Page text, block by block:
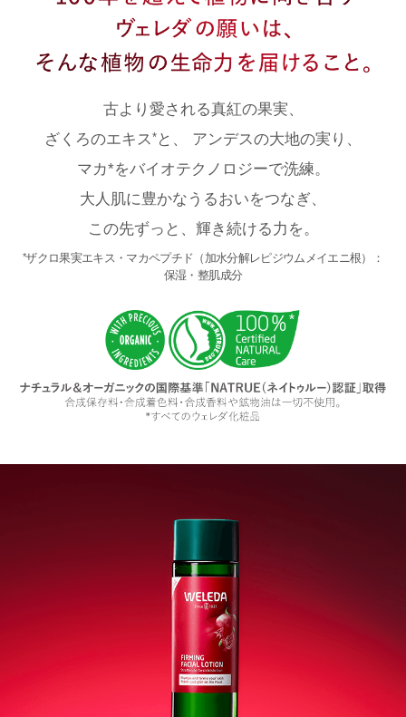
古より愛される真紅の果実、
ざくろのエキス * と、
アンデスの大地の実り、
マカ*をバイオテクノロジーで洗練。
大人肌に豊かなうるおいをつなぎ、
この先ずっと、輝き続ける力を。
*ザクロ果実エキス・マカペプチド（加水分解レピジウムメイエニ根）：
保湿・整肌成分